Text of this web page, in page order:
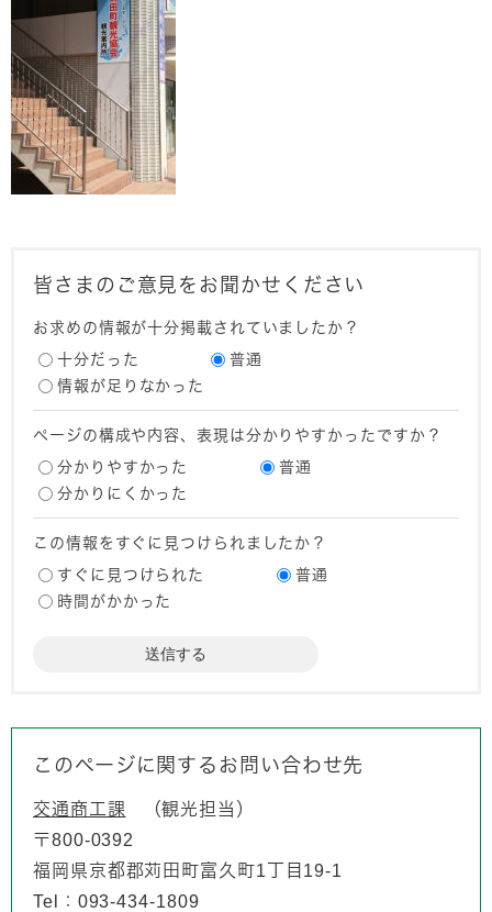
皆さまのご意見をお聞かせください
お求めの情報が十分掲載されていましたか？
十分だった
普通
情報が足りなかった
ページの構成や内容、表現は分かりやすかったですか？
分かりやすかった
普通
分かりにくかった
この情報をすぐに見つけられましたか？
すぐに見つけられた
普通
時間がかかった
このページに関するお問い合わせ先
交通商工課
観光担当
〒800-0392
福岡県京都郡苅田町富久町1丁目19-1
Tel：093-434-1809